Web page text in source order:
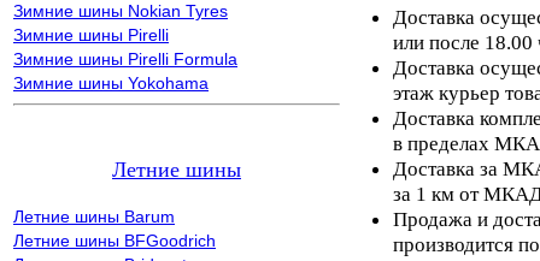
Зимние шины Nokian Tyres
Зимние шины Pirelli
Зимние шины Pirelli Formula
Зимние шины Yokohama
Летние шины
Летние шины Barum
Летние шины BFGoodrich
Доставка
или после 18.00
Доставка
этаж курьер
Доставка
в пределах
Доставка за
за 1 км от
Продажа и
производится